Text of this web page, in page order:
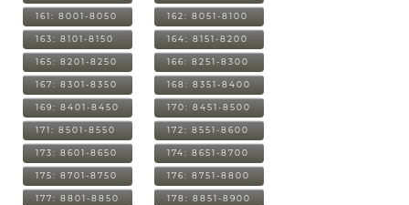
161: 8001-8050 162: 8051-8100
163: 8101-8150 164: 8151-8200
165: 8201-8250 166: 8251-8300
167: 8301-8350 168: 8351-8400
169: 8401-8450 170: 8451-8500
171: 8501-8550 172: 8551-8600
173: 8601-8650 174: 8651-8700
175: 8701-8750 176: 8751-8800
177: 8801-8850 178: 8851-8900